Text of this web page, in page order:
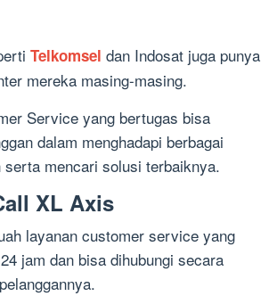
Telkomsel dan Indosat juga punya
mereka masing-masing.
Service yang bertugas bisa
dalam menghadapi berbagai
serta mencari solusi terbaiknya.
XL Axis
layanan customer service yang
jam dan bisa dihubungi secara